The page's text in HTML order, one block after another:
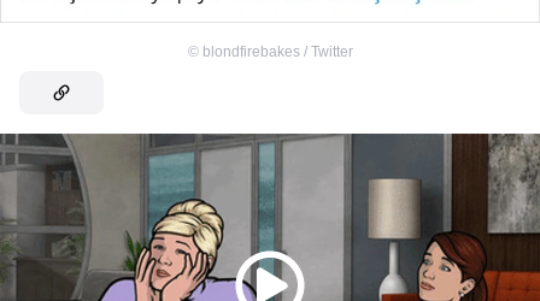
© blondfirebakes / Twitter